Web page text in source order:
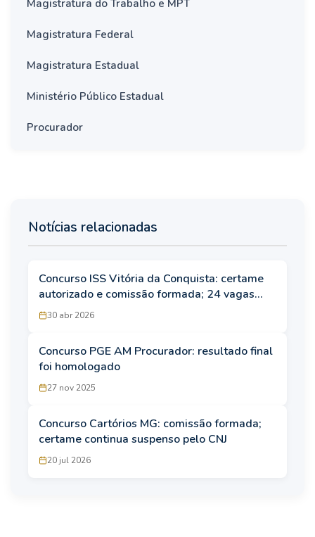
Magistratura do Trabalho e MPT
Magistratura Federal
Magistratura Estadual
Ministério Público Estadual
Procurador
Notícias relacionadas
Concurso ISS Vitória da Conquista: certame
autorizado e comissão formada; 24 vagas
para área fiscal
30 abr 2026
Concurso PGE AM Procurador: resultado final
foi homologado
27 nov 2025
Concurso Cartórios MG: comissão formada;
certame continua suspenso pelo CNJ
20 jul 2026